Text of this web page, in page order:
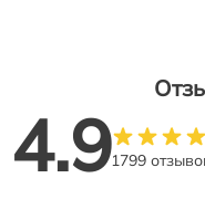
4.91799